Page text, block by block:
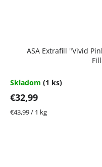
ASA Extrafill "Vivid
Skladom (1 ks)
€32,99
Jednotková
€43,99 / 1 kg